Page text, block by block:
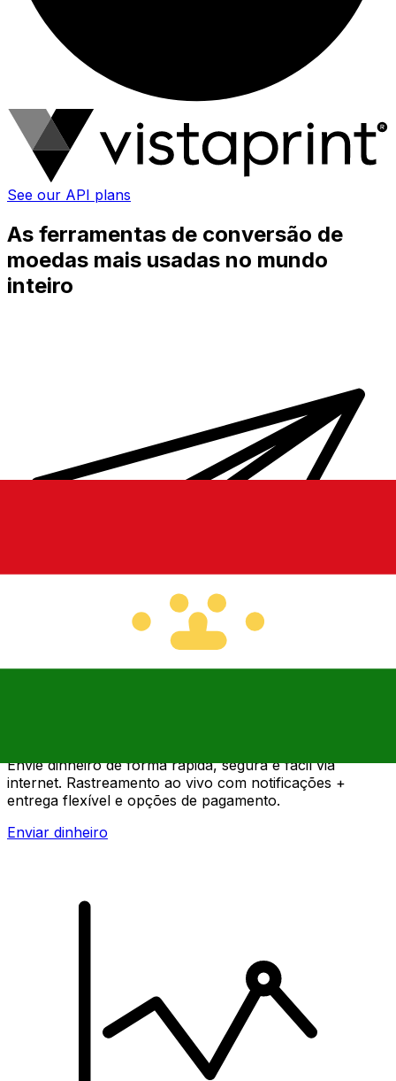
See our API plans
As ferramentas de conversão de
moedas mais usadas no mundo
inteiro
Envie dinheiro de forma rápida, segura e fácil via
internet. Rastreamento ao vivo com notificações +
entrega flexível e opções de pagamento.
Enviar dinheiro